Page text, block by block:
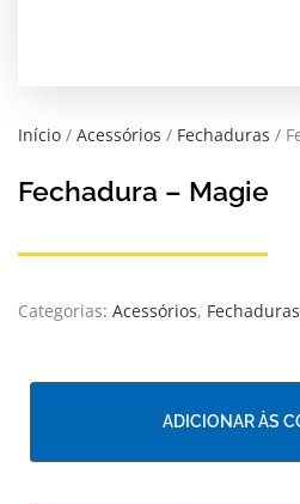
Início / Acessórios / Fechaduras /
Fechadura – Magie
Categorias: Acessórios, Fechaduras
ADICIONAR ÀS